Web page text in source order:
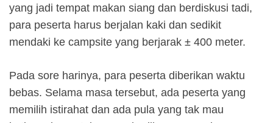
yang jadi tempat makan siang dan berdiskusi tadi,
para peserta harus berjalan kaki dan sedikit
mendaki ke campsite yang berjarak ± 400 meter.
Pada sore harinya, para peserta diberikan waktu
bebas. Selama masa tersebut, ada peserta yang
memilih istirahat dan ada pula yang tak mau